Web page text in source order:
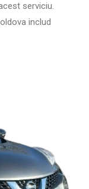
serviciu.
includ